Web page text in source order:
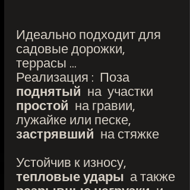
Идеально подходит для
садовые дорожки,
террасы ...
Реализация : Поза
поднятый на участки
простой на гравии,
лужайке или песке,
застрявший на стяжке
Устойчив к износу,
тепловые удары а также